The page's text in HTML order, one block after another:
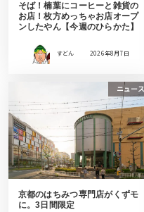
そば！楠葉にコーヒーと雑貨の
お店！枚方めっちゃお店オープ
ンしたやん【今週のひらかた】
すどん 2026年8月7日
ニュース
京都のはちみつ専門店がくずモ
に。3日間限定